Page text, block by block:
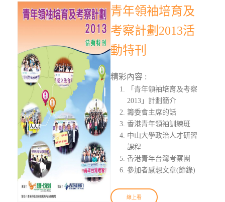
青年領袖培育及
考察計劃2013活
動特刊
精彩內容 :
「青年領袖培育及考察
2013」計劃簡介
籌委會主席的話
香港青年領袖訓練班
中山大學政治人才研習
課程
香港青年台灣考察團
參加者感想文章(節錄)
線上看